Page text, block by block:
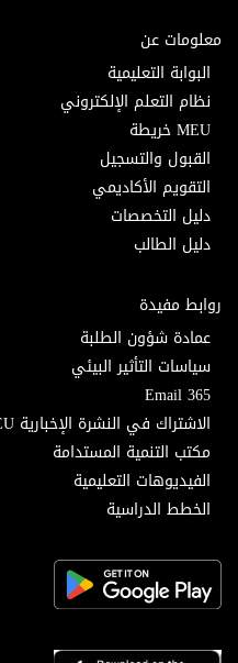
معلومات عن
البوابة التعليمية
نظام التعلم الإلكتروني
MEU خريطة
القبول والتسجيل
التقويم الأكاديمي
دليل التخصصات
دليل الطالب
روابط مفيدة
عمادة شؤون الطلبة
سياسات التأثير البيئي
Email 365
الاشتراك في النشرة الإخبارية MEU
مكتب التنمية المستدامة
الفيديوهات التعليمية
الخطط الدراسية